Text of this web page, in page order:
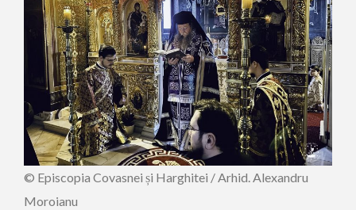
© Episcopia Covasnei și Harghitei / Arhid. Alexandru
Moroianu